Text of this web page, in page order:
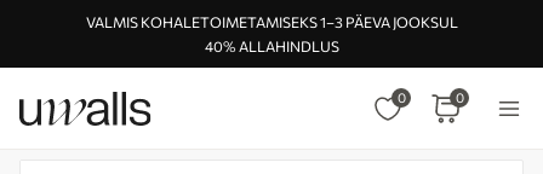
VALMIS KOHALETOIMETAMISEKS 1–3 PÄEVA JOOKSUL
40% ALLAHINDLUS
0 0